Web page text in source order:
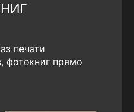
печати
фотокниг прямо